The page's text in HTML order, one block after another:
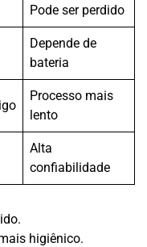
Pode ser perdido
Depende de
bateria
Processo mais
lento
Alta
confiabilidade
higiênico.